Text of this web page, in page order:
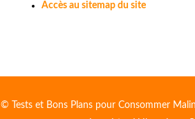
Accès au sitemap du site
© Tests et Bons Plans pour Consommer